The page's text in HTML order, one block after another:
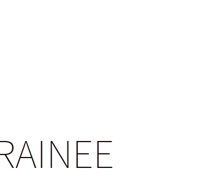
TT MM